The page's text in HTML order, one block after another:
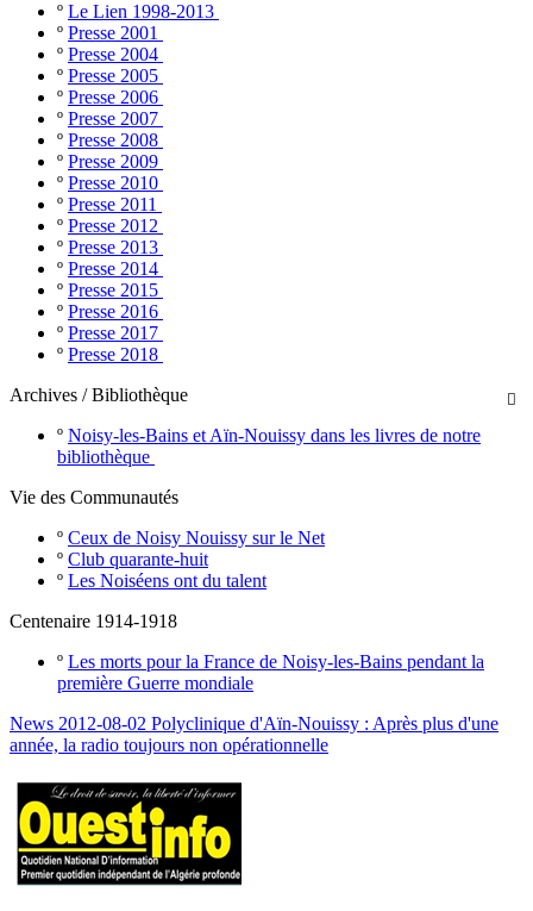
º Le Lien 1998-2013
º Presse 2001
º Presse 2004
º Presse 2005
º Presse 2006
º Presse 2007
º Presse 2008
º Presse 2009
º Presse 2010
º Presse 2011
º Presse 2012
º Presse 2013
º Presse 2014
º Presse 2015
º Presse 2016
º Presse 2017
º Presse 2018

Archives / Bibliothèque
º Noisy-les-Bains et Aïn-Nouissy dans les livres de notre
bibliothèque
Vie des Communautés
º Ceux de Noisy Nouissy sur le Net
º Club quarante-huit
º Les Noiséens ont du talent
Centenaire 1914-1918
º Les morts pour la France de Noisy-les-Bains pendant la
première Guerre mondiale
News 2012-08-02 Polyclinique d'Aïn-Nouissy : Après plus d'une
année, la radio toujours non opérationnelle